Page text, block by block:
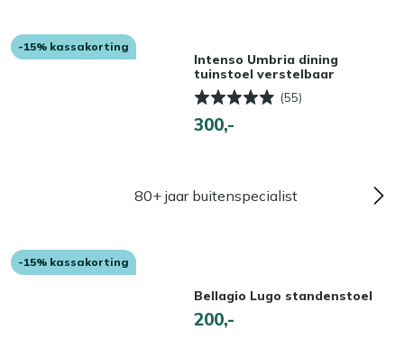
-15% kassakorting
Intenso Umbria dining
tuinstoel verstelbaar
(55)
300,-
80+ jaar buitenspecialist
-15% kassakorting
Bellagio Lugo standenstoel
200,-